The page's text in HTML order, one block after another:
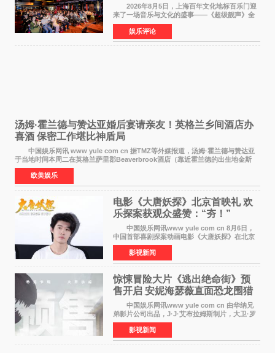
2026年8月5日，上海百年文化地标百乐门迎
来了一场音乐与文化的盛事——《超级靓声》全
国励志音乐公益节目上海唱区新闻发布会暨启动
仪式在此隆重举行。各界领导、嘉宾与媒体朋友
齐聚一堂，共同
娱乐评论
汤姆·霍兰德与赞达亚婚后宴请亲友！英格兰乡间酒店办
喜酒 保密工作堪比神盾局
中国娱乐网讯 www yule com cn 据TMZ等外媒报道，汤姆·霍兰德与赞达亚
于当地时间本周二在英格兰萨里郡Beaverbrook酒店（靠近霍兰德的出生地金斯
顿）举办婚宴，邀请家人与朋友们喝喜酒，庆祝
欧美娱乐
电影《大唐妖探》北京首映礼 欢
乐探案获观众盛赞：“夯！”
中国娱乐网讯www yule com cn 8月6日，
中国首部喜剧探案动画电影《大唐妖探》在北京
举办电影首映礼。导演程腾、联合导演黄珉、总
制片人曹紫建、制片人李莹莹，配音导演张喆，
对白指导程寅，领
影视新闻
惊悚冒险大片《逃出绝命街》预
售开启 安妮海瑟薇直面恐龙围猎
中国娱乐网讯www yule com cn 由华纳兄
弟影片公司出品，J·J·艾布拉姆斯制片，大卫·罗
伯特·米切尔执导，好莱坞巨星安妮·海瑟薇和伊万
·麦克格雷格领衔主演的2026暑期惊悚冒险大片
《逃出绝
影视新闻